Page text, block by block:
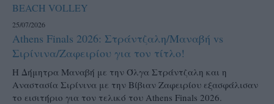
BEACH VOLLEY
25/07/2026
Athens Finals 2026: Στράντζαλη/Μαναβή vs
Σιρίνινα/Ζαφειρίου για τον τίτλο!
H Δήμητρα Μαναβή με την Όλγα Στράντζαλη και η
Αναστασία Σιρίνινα με την Βίβιαν Ζαφειρίου εξασφάλισαν
το εισιτήριο για τον τελικό του Athens Finals 2026.